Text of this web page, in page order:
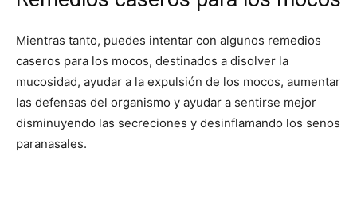
Mientras tanto, puedes intentar con algunos remedios
caseros para los mocos, destinados a disolver la
mucosidad, ayudar a la expulsión de los mocos, aumentar
las defensas del organismo y ayudar a sentirse mejor
disminuyendo las secreciones y desinflamando los senos
paranasales.